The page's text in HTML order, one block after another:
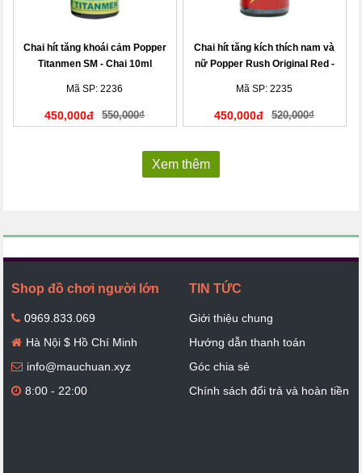
Chai hít tăng khoái cảm Popper
Titanmen SM - Chai 10ml
Mã SP: 2236
450,000đ 550,000₫
Chai hít tăng kích thích nam và
nữ Popper Rush Original Red -
Mã SP: 2235
450,000đ 520,000₫
Xem thêm
Shop đồ chơi người lớn
0969.833.069
Hà Nội $ Hồ Chí Minh
info@mauchuan.xyz
8:00 - 22:00
TIN TỨC
Giới thiệu chung
Hướng dẫn thanh toán
Góc chia sẻ
Chính sách đổi trả và hoàn tiền